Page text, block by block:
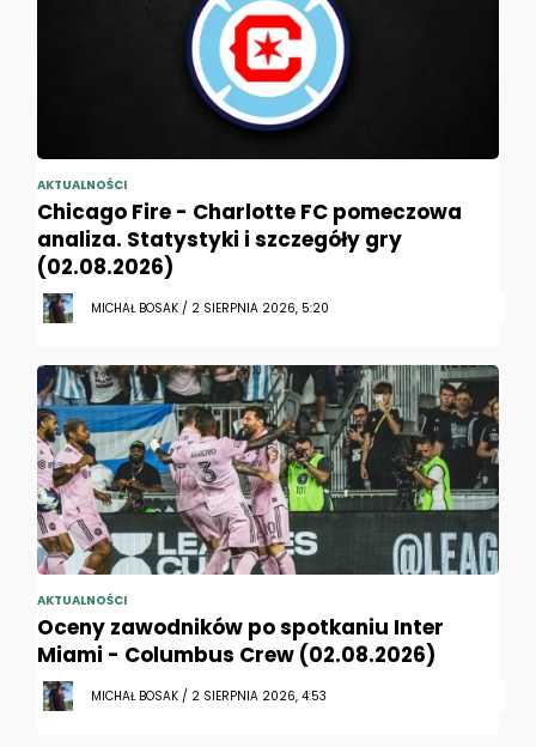
AKTUALNOŚCI
Chicago Fire - Charlotte FC pomeczowa
analiza. Statystyki i szczegóły gry
(02.08.2026)
MICHAŁ BOSAK / 2 SIERPNIA 2026, 5:20
AKTUALNOŚCI
Oceny zawodników po spotkaniu Inter
Miami - Columbus Crew (02.08.2026)
MICHAŁ BOSAK / 2 SIERPNIA 2026, 4:53